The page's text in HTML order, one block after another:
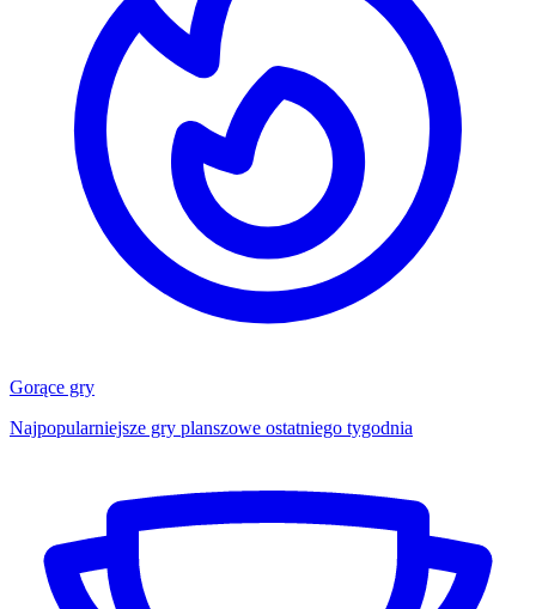
Gorące gry
Najpopularniejsze gry planszowe ostatniego tygodnia